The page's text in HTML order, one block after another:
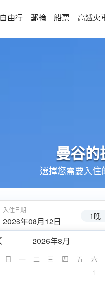
自由行 郵輪 船票 高鐵火
曼谷的
選擇您需要入住
入住日期
2026年08月12日 1晚
2026年8月
日 一 二 三 四 五 六
1